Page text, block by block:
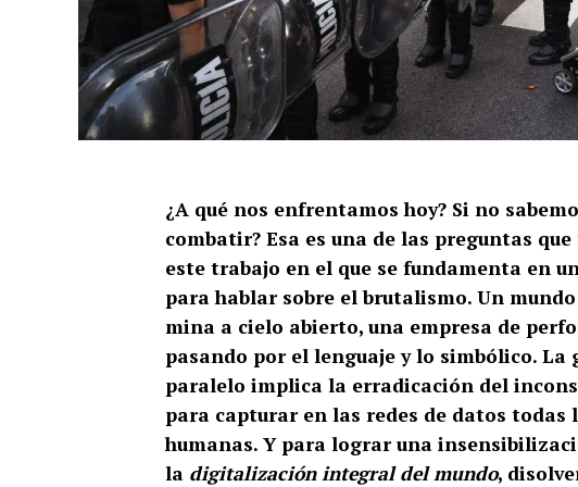
¿A qué nos enfrentamos hoy? Si no
combatir? Esa es una de las preguntas
este trabajo en el que se fundamenta en
para hablar sobre el brutalismo. Un
mina a cielo abierto, una empresa de
pasando por el lenguaje y lo simbólico.
paralelo implica la erradicación del
para capturar en las redes de datos
humanas. Y para lograr una
la digitalización integral del mundo,